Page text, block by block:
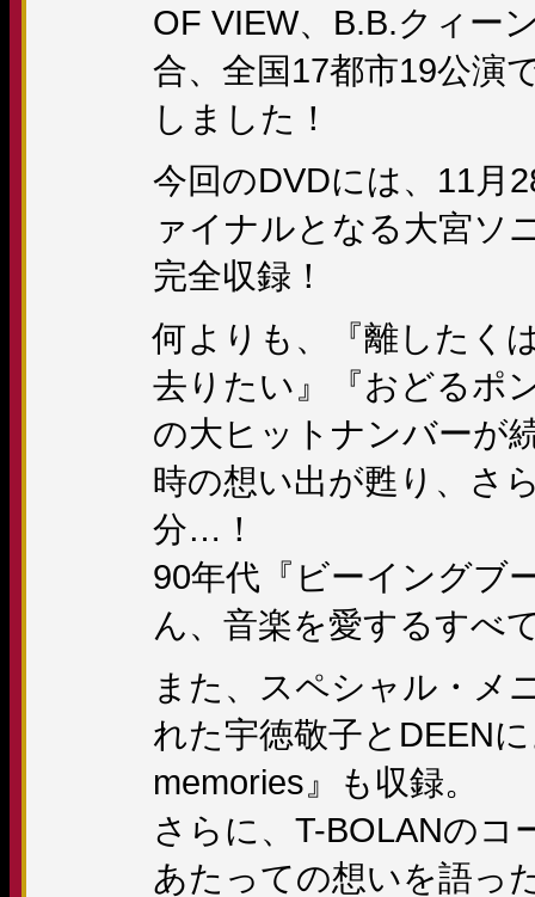
OF VIEW、B.B.クィー
合、全国17都市19公演
しました！
今回のDVDには、11月
ァイナルとなる大宮ソ
完全収録！
何よりも、『離したく
去りたい』『おどるポ
の大ヒットナンバーが
時の想い出が甦り、さ
分…！
90年代『ビーイングブ
ん、音楽を愛するすべ
また、スペシャル・メ
れた宇徳敬子とDEEN
memories』も収録。
さらに、T-BOLANのコ
あたっての想いを語っ